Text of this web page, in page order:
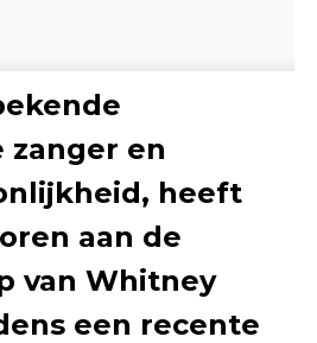
zanger en
heeft
aan de
van Whitney
een recente